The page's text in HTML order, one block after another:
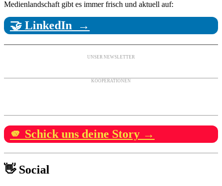
Medienlandschaft gibt es immer frisch und aktuell auf:
🤝 LinkedIn →
UNSER NEWSLETTER
KOOPERATIONEN
🫵 Schick uns deine Story →
👋 Social